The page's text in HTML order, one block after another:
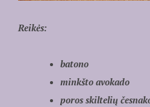
Reikės:
batono
minkšto avokado
poros skiltelių